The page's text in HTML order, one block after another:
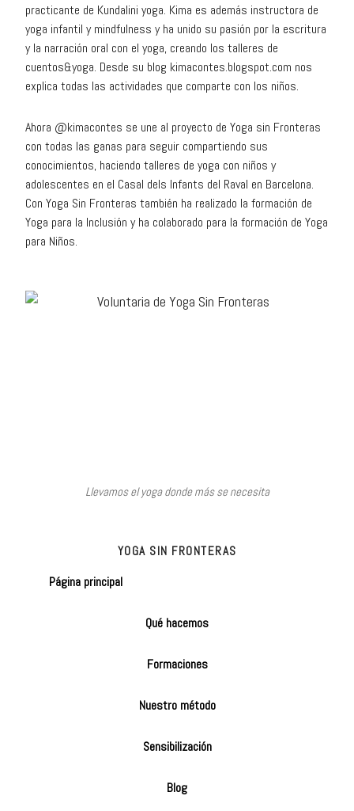
practicante de Kundalini yoga. Kima es además instructora de
yoga infantil y mindfulness y ha unido su pasión por la escritura
y la narración oral con el yoga, creando los talleres de
cuentos&yoga. Desde su blog kimacontes.blogspot.com nos
explica todas las actividades que comparte con los niños.
Ahora @kimacontes se une al proyecto de Yoga sin Fronteras
con todas las ganas para seguir compartiendo sus
conocimientos, haciendo talleres de yoga con niños y
adolescentes en el Casal dels Infants del Raval en Barcelona.
Con Yoga Sin Fronteras también ha realizado la formación de
Yoga para la Inclusión y ha colaborado para la formación de Yoga
para Niños.
Llevamos el yoga donde más se necesita
YOGA SIN FRONTERAS
Página principal
Qué hacemos
Formaciones
Nuestro método
Sensibilización
Blog